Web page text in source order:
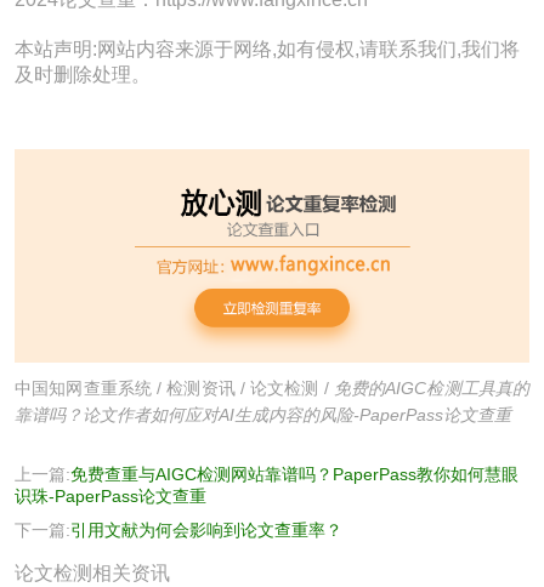
本站声明:网站内容来源于网络,如有侵权,请联系我们,我们将
及时删除处理。
中国知网查重系统 /检测资讯/论文检测 / 免费的AIGC检测工具真的
靠谱吗？论文作者如何应对AI生成内容的风险-PaperPass论文查重
上一篇:免费查重与AIGC检测网站靠谱吗？PaperPass教你如何慧眼
识珠-PaperPass论文查重
下一篇:引用文献为何会影响到论文查重率？
论文检测相关资讯